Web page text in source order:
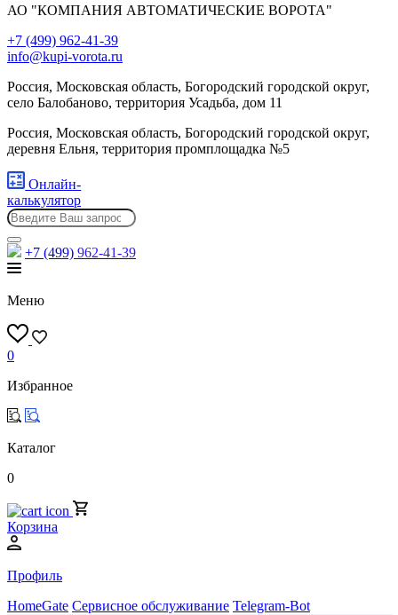
АО "КОМПАНИЯ АВТОМАТИЧЕСКИЕ ВОРОТА"
+7 (499) 962-41-39
info@kupi-vorota.ru
Россия, Московская область, Богородский городской округ,
село Балобаново, территория Усадьба, дом 11
Россия, Московская область, Богородский городской округ,
деревня Ельня, территория промплощадка №5
Онлайн-
калькулятор
+7 (499) 962-41-39
Меню
0
Избранное
Каталог
0
Корзина
Профиль
HomeGate Сервисное обслуживание Telegram-Bot